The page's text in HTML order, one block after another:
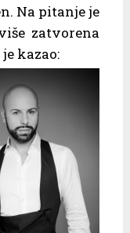
Na pitanje je
zatvorena
kazao: